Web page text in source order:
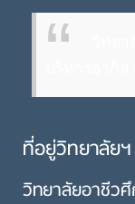
ที่อยู่วิทยาลัยฯ
วิทยาลัยอาชีว